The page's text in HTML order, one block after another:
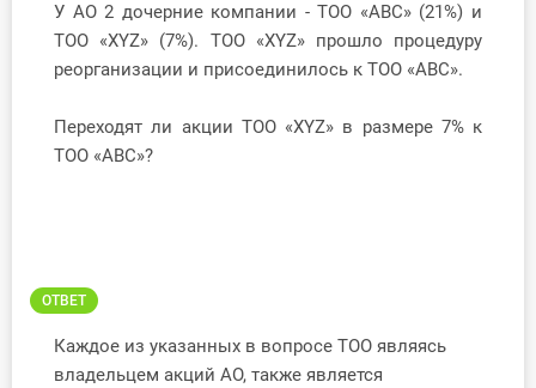
Участник ВЭД
Практика ИП
Кадры. Труд. Зарплата.
Интернет-магазин
О Системе
У АО 2 дочерние компании - ТОО «АВС» (21%) и
ТОО «XYZ» (7%). ТОО «XYZ» прошло процедуру
реорганизации и присоединилось к ТОО «АВС».
Переходят ли акции ТОО «XYZ» в размере 7% к
ТОО «АВС»?
ОТВЕТ
Каждое из указанных в вопросе ТОО являясь
владельцем акций АО, также является